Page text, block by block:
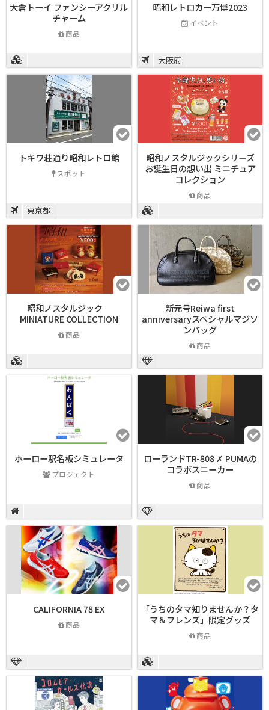
大倉トーイ ファンシーアクリル
チャーム
商品
昭和レトロカー万博2023
イベント
大阪府
トキワ荘通り昭和レトロ館
スポット
東京都
昭和ノスタルジックシリーズ
お誕生日の想い出 ミニチュア
コレクション
商品
昭和ノスタルジック
MINIATURE COLLECTION
商品
新元号Reiwa first
anniversaryスペシャルマジソ
ンバッグ
商品
ホーロー駅名板シミュレータ
プロジェクト
ローランドTR-808 ✗ PUMAの
コラボスニーカー
商品
CALIFORNIA 78 EX
商品
「うちのタマ知りませんか？タ
マ＆フレンズ」限定グッズ
商品